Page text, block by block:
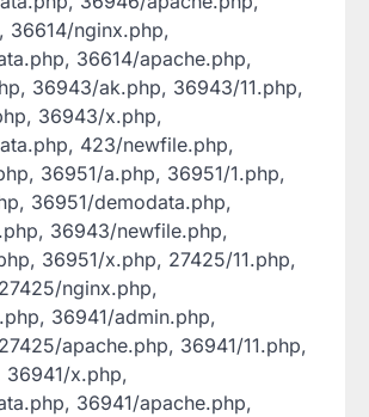
36614/nginx.php,
36614/apache.php,
36943/ak.php, 36943/11.php,
36943/x.php,
423/newfile.php,
36951/a.php, 36951/1.php,
36951/demodata.php,
36943/newfile.php,
36951/x.php, 27425/11.php,
nginx.php,
36941/admin.php,
apache.php, 36941/11.php,
36941/x.php,
36941/apache.php,